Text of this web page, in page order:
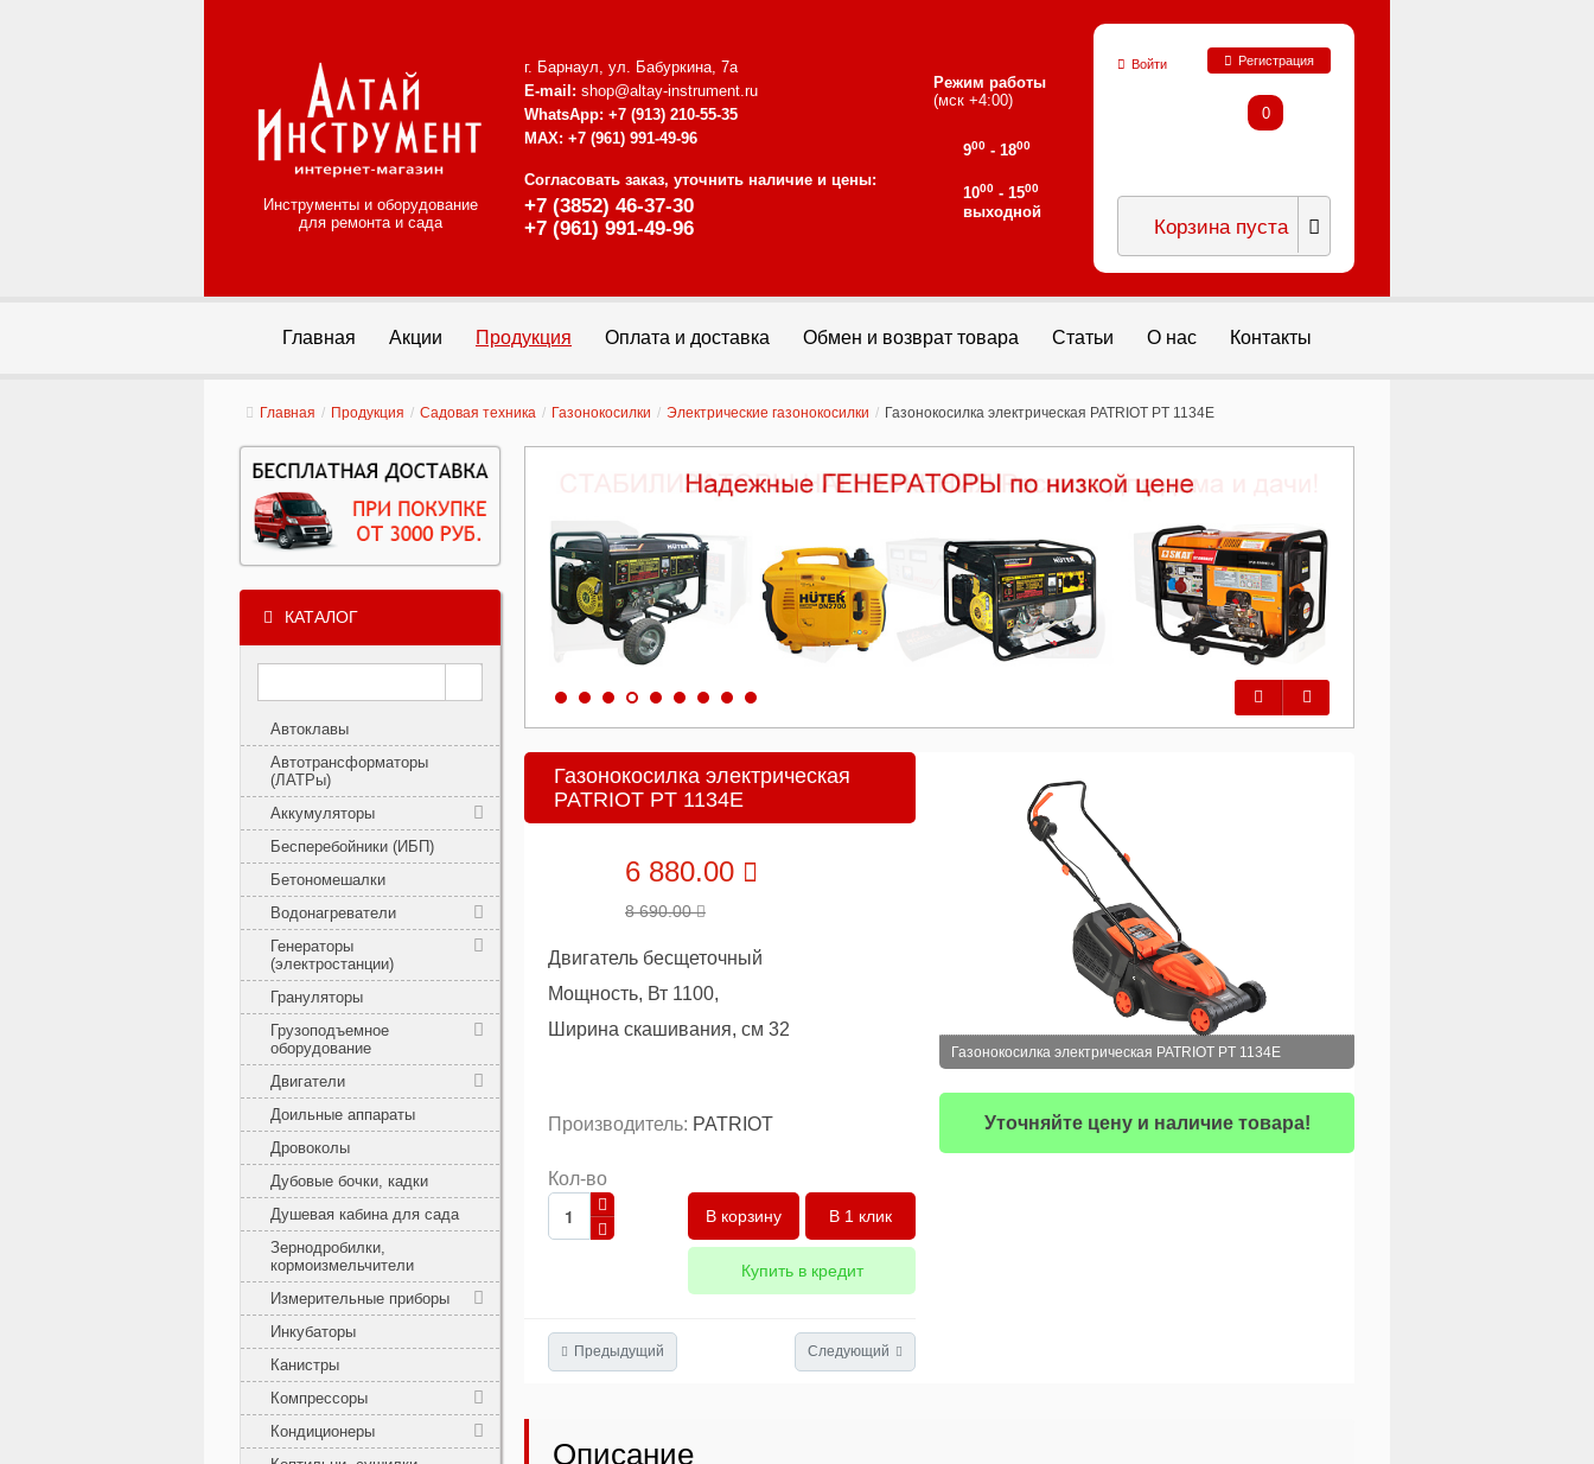
Инструменты и оборудование
для ремонта и сада
г. Барнаул, ул. Бабуркина, 7а
E-mail: shop@altay-instrument.ru
WhatsApp: +7 (913) 210-55-35
MAX: +7 (961) 991-49-96
Согласовать заказ, уточнить наличие и цены:
+7 (3852) 46-37-30
+7 (961) 991-49-96
Режим работы
(мск +4:00)
900 - 1800
1000 - 1500
выходной
Войти Регистрация
0
Корзина пуста
Главная Акции Продукция Оплата и доставка Обмен и возврат товара Статьи О нас Контакты
Главная / Продукция / Садовая техника / Газонокосилки / Электрические газонокосилки / Газонокосилка электрическая PATRIOT PT 1134E
КАТАЛОГ
Автоклавы
Автотрансформаторы
(ЛАТРы)
Аккумуляторы
Бесперебойники (ИБП)
Бетономешалки
Водонагреватели
Генераторы
(электростанции)
Грануляторы
Грузоподъемное
оборудование
Двигатели
Доильные аппараты
Дровоколы
Дубовые бочки, кадки
Душевая кабина для сада
Зернодробилки,
кормоизмельчители
Измерительные приборы
Инкубаторы
Канистры
Компрессоры
Кондиционеры
Предыдущий
Следующий
Газонокосилка электрическая
PATRIOT PT 1134E
6 880.00
8 690.00
Двигатель бесщеточный
Мощность, Вт 1100,
Ширина скашивания, см 32
Производитель: PATRIOT
Кол-во
В 1 клик
Купить в кредит
Предыдущий Следующий
Газонокосилка электрическая PATRIOT PT 1134E
Уточняйте цену и наличие товара!
Описание